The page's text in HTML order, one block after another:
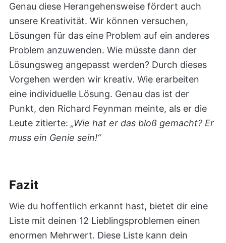
Genau diese Herangehensweise fördert auch
unsere Kreativität. Wir können versuchen,
Lösungen für das eine Problem auf ein anderes
Problem anzuwenden. Wie müsste dann der
Lösungsweg angepasst werden? Durch dieses
Vorgehen werden wir kreativ. Wie erarbeiten
eine individuelle Lösung. Genau das ist der
Punkt, den Richard Feynman meinte, als er die
Leute zitierte: „Wie hat er das bloß gemacht? Er
muss ein Genie sein!“
Fazit
Wie du hoffentlich erkannt hast, bietet dir eine
Liste mit deinen 12 Lieblingsproblemen einen
enormen Mehrwert. Diese Liste kann dein